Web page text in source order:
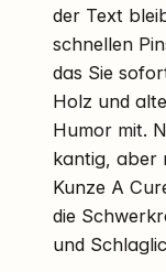
der Text
schnellen
das Sie
Holz und
Humor mit.
kantig, aber
Kunze A
die
und